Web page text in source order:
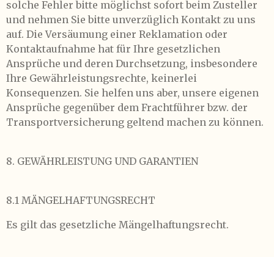
solche Fehler bitte möglichst sofort beim Zusteller
und nehmen Sie bitte unverzüglich Kontakt zu uns
auf. Die Versäumung einer Reklamation oder
Kontaktaufnahme hat für Ihre gesetzlichen
Ansprüche und deren Durchsetzung, insbesondere
Ihre Gewährleistungsrechte, keinerlei
Konsequenzen. Sie helfen uns aber, unsere eigenen
Ansprüche gegenüber dem Frachtführer bzw. der
Transportversicherung geltend machen zu können.
8. GEWÄHRLEISTUNG UND GARANTIEN
8.1 MÄNGELHAFTUNGSRECHT
Es gilt das gesetzliche Mängelhaftungsrecht.